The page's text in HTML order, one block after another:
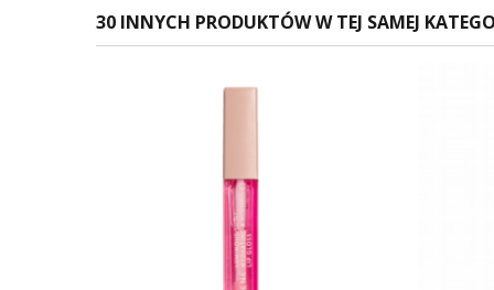
30 INNYCH PRODUKTÓW W TEJ SAMEJ